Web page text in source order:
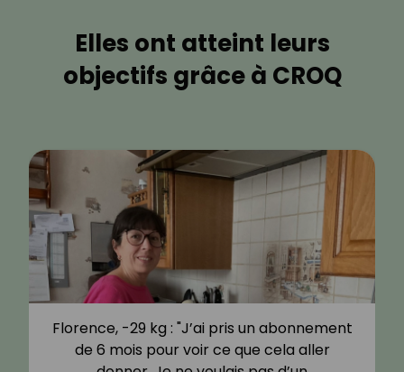
Elles ont atteint leurs
objectifs grâce à CROQ
Florence, -29 kg : "J’ai pris un abonnement
de 6 mois pour voir ce que cela aller